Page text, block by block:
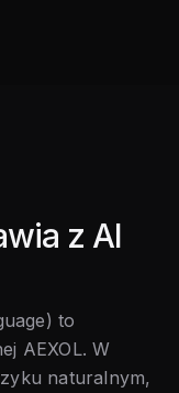
z AI
to
AEXOL. W
naturalnym,